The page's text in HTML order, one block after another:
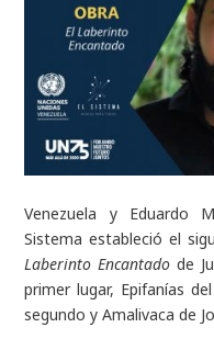
Venezuela y Eduardo
Sistema estableció el
Laberinto Encantado de
primer lugar, Epifanías
segundo y Amalivaca de